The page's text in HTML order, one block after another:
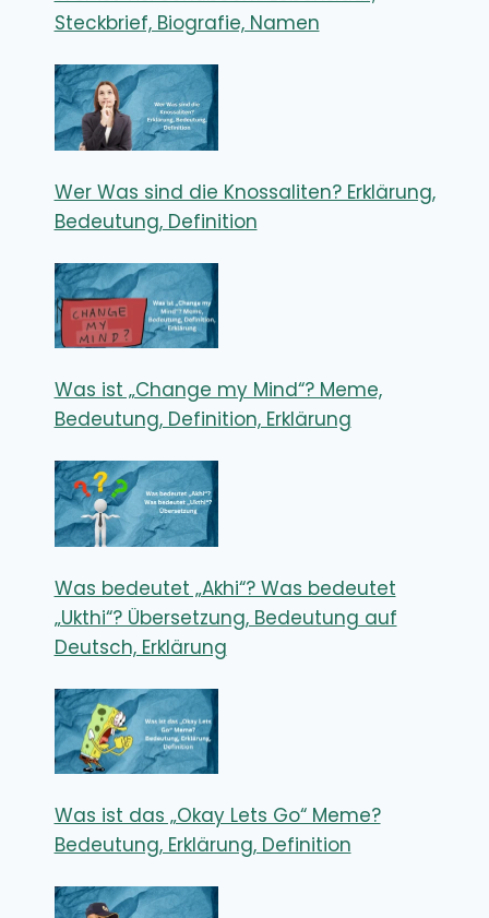
Steckbrief, Biografie, Namen
Wer Was sind die Knossaliten? Erklärung,
Bedeutung, Definition
Was ist „Change my Mind“? Meme,
Bedeutung, Definition, Erklärung
Was bedeutet „Akhi“? Was bedeutet
„Ukthi“? Übersetzung, Bedeutung auf
Deutsch, Erklärung
Was ist das „Okay Lets Go“ Meme?
Bedeutung, Erklärung, Definition